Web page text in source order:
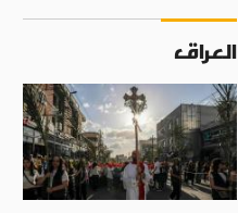
العراق